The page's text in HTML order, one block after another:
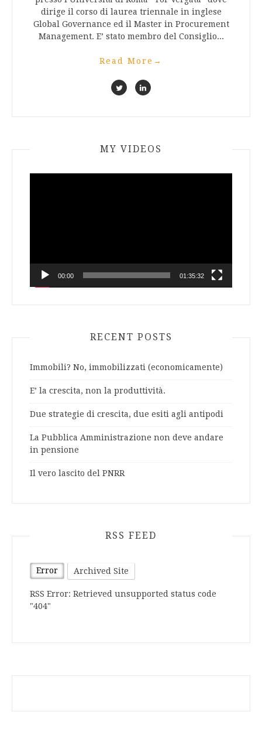
dirige il corso di laurea triennale in inglese
Global Governance ed il Master in Procurement
Management. E’ stato membro del Consiglio...
Read More →
MY VIDEOS
00:00 01:35:32
RECENT POSTS
Immobili? No, immobilizzati (economicamente)
E’ la crescita, non la produttività.
Due strategie di crescita, due esiti agli antipodi
La Pubblica Amministrazione non deve andare
in pensione
Il vero lascito del PNRR
RSS FEED
Error Archived Site
RSS Error: Retrieved unsupported status code
"404"